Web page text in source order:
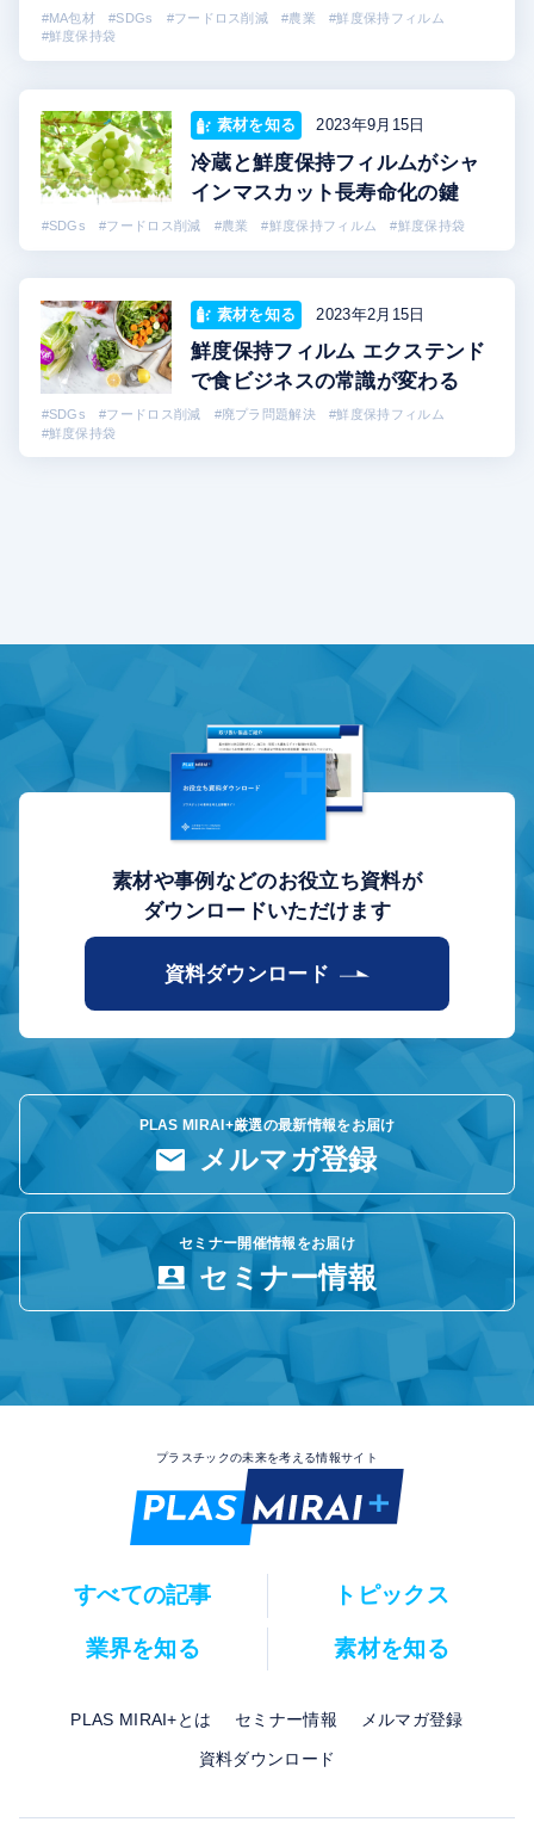
#MA包材 #SDGs #フードロス削減 #農業
#鮮度保持フィルム
#鮮度保持袋
素材を知る 2023年9月15日
冷蔵と鮮度保持フィルムがシャ
インマスカット長寿命化の鍵
#SDGs #フードロス削減 #農業 #鮮度保持フィルム #鮮度保持袋
素材を知る 2023年2月15日
鮮度保持フィルム エクステンド
で食ビジネスの常識が変わる
#SDGs #フードロス削減 #廃プラ問題解決
#鮮度保持フィルム
#鮮度保持袋
素材や事例などのお役立ち資料が
ダウンロードいただけます
資料ダウンロード
PLAS MIRAI+厳選の最新情報をお届け
メルマガ登録
セミナー開催情報をお届け
セミナー情報
プラスチックの未来を考える情報サイト
すべての記事 トピックス
業界を知る 素材を知る
PLAS MIRAI+とは セミナー情報 メルマガ登録
資料ダウンロード